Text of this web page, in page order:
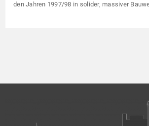
den Jahren 1997/98 in solider, massiver